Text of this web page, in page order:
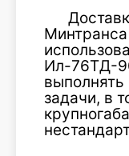
Ил-76ТД-
задачи, в